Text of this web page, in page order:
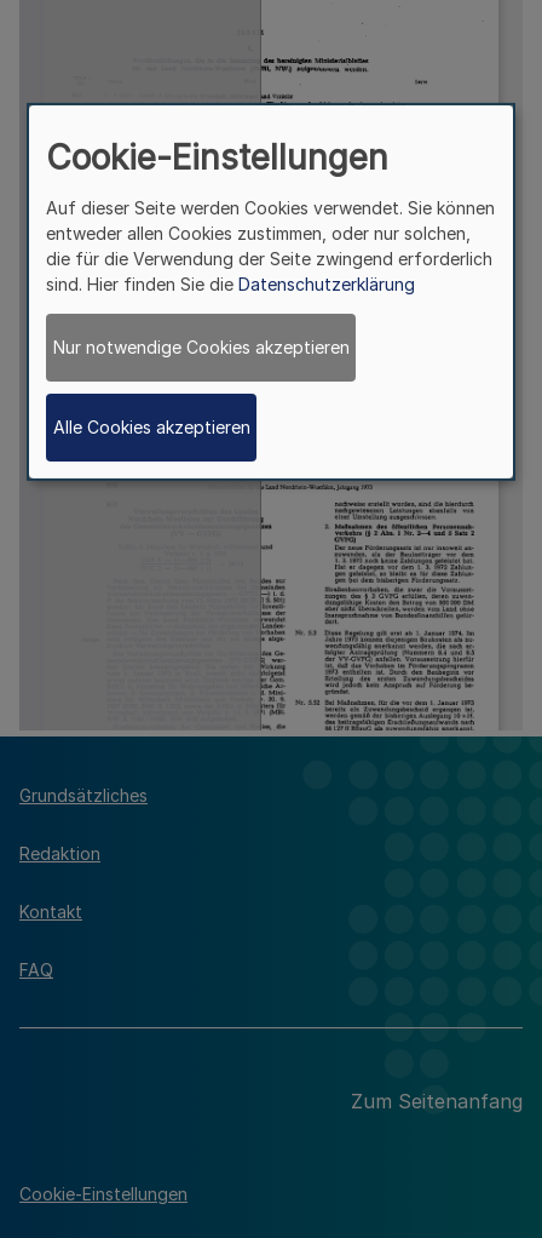
Grundsätzliches
Redaktion
Kontakt
FAQ
Zum Seitenanfang
Cookie-Einstellungen
Cookie-Einstellungen
Auf dieser Seite werden Cookies verwendet. Sie können
entweder allen Cookies zustimmen, oder nur solchen,
die für die Verwendung der Seite zwingend erforderlich
sind. Hier finden Sie die Datenschutzerklärung
Nur notwendige Cookies akzeptieren
Alle Cookies akzeptieren